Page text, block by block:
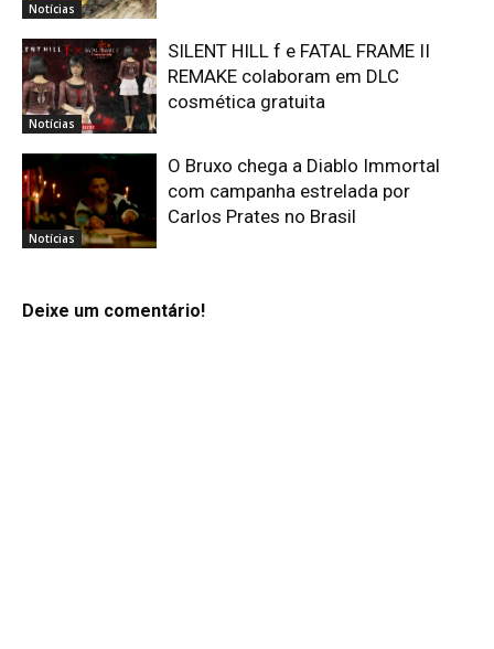
Notícias
Notícias
SILENT HILL f e FATAL FRAME II
REMAKE colaboram em DLC
cosmética gratuita
Notícias
O Bruxo chega a Diablo Immortal
com campanha estrelada por
Carlos Prates no Brasil
Deixe um comentário!